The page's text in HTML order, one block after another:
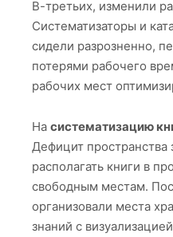
В-третьих, изменили
Систематизаторы и
сидели разрозненно,
потерями рабочего
рабочих мест
На систематизацию
Дефицит пространства
располагать книги в
свободным местам.
организовали места
знаний с